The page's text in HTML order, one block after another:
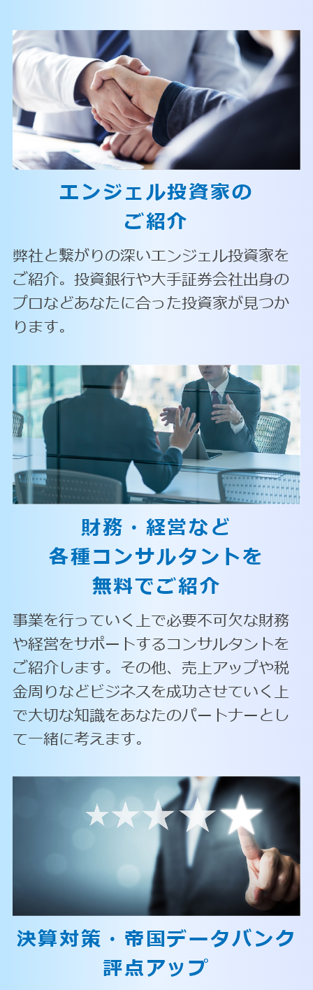
エンジェル投資家の
ご紹介
弊社と繋がりの深いエンジェル投資家を
ご紹介。投資銀行や大手証券会社出身の
プロなどあなたに合った投資家が見つか
ります。
財務・経営など
各種コンサルタントを
無料でご紹介
事業を行っていく上で必要不可欠な財務
や経営をサポートするコンサルタントを
ご紹介します。その他、売上アップや税
金周りなどビジネスを成功させていく上
で大切な知識をあなたのパートナーとし
て一緒に考えます。
決算対策・ 帝国データバンク
評点アップ